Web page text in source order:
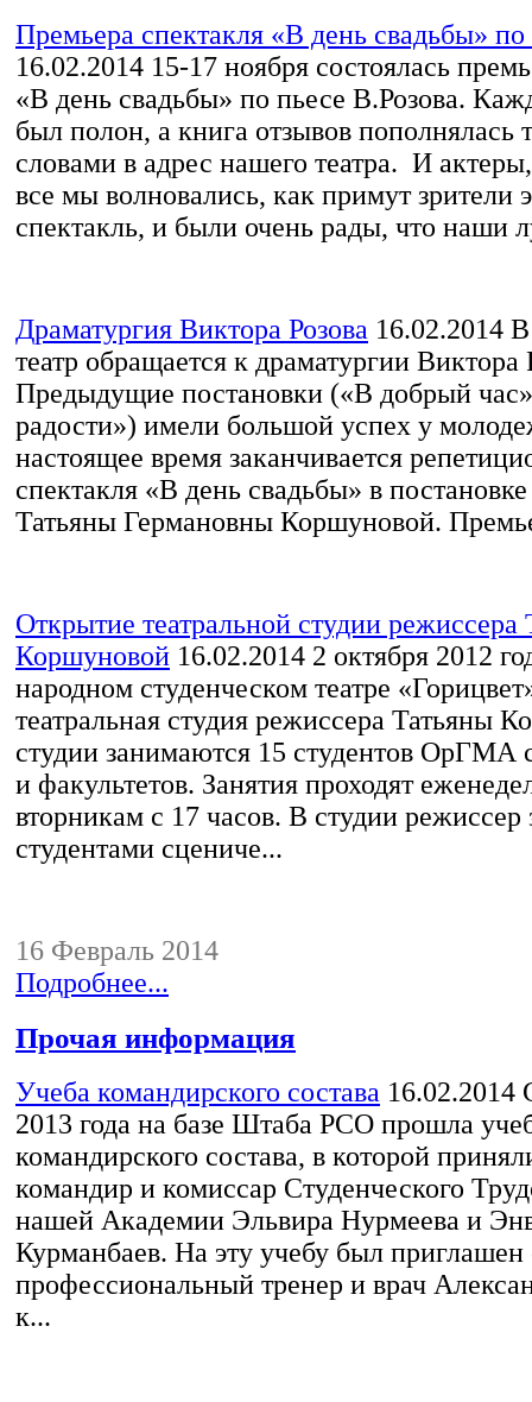
Премьера спектакля «В день свадьбы» по
16.02.2014 15-17 ноября состоялась
«В день свадьбы» по пьесе В.Розова.
был полон, а книга отзывов пополнялась
словами в адрес нашего театра. И
все мы волновались, как примут зрители
спектакль, и были очень рады, что наши
Драматургия Виктора Розова 16.02.2014 В
театр обращается к драматургии Виктора
Предыдущие постановки («В добрый
радости») имели большой успех у
настоящее время заканчивается
спектакля «В день свадьбы» в
Татьяны Германовны Коршуновой.
Открытие театральной студии режиссера
Коршуновой 16.02.2014 2 октября 2012
народном студенческом театре
театральная студия режиссера Татьяны
студии занимаются 15 студентов ОрГМА
и факультетов. Занятия проходят
вторникам с 17 часов. В студии режиссер
студентами сцениче...
16 Февраль 2014
Подробнее...
Прочая информация
Учеба командирского состава 16.02.2014
2013 года на базе Штаба РСО прошла
командирского состава, в которой
командир и комиссар Студенческого
нашей Академии Эльвира Нурмеева и
Курманбаев. На эту учебу был приглашен
профессиональный тренер и врач
к...